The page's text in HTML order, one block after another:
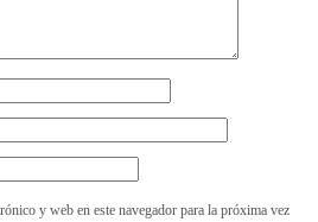
y web en este navegador para la próxima vez